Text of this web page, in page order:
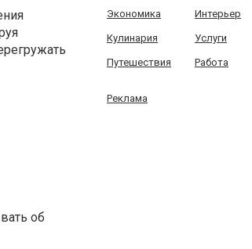
об
Экономика Интерьер
Кулинария Услуги
Путешествия Работа
Реклама